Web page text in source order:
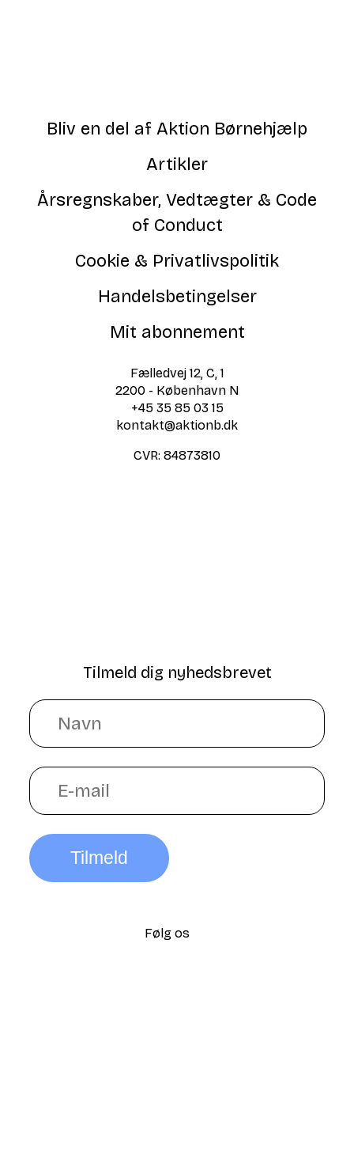
Bliv en del af Aktion Børnehjælp
Artikler
Årsregnskaber, Vedtægter & Code
of Conduct
Cookie & Privatlivspolitik
Handelsbetingelser
Mit abonnement
Fælledvej 12, C, 1
2200 - København N
+45 35 85 03 15
kontakt@aktionb.dk
CVR: 84873810
Tilmeld dig nyhedsbrevet
Tilmeld
Følg os